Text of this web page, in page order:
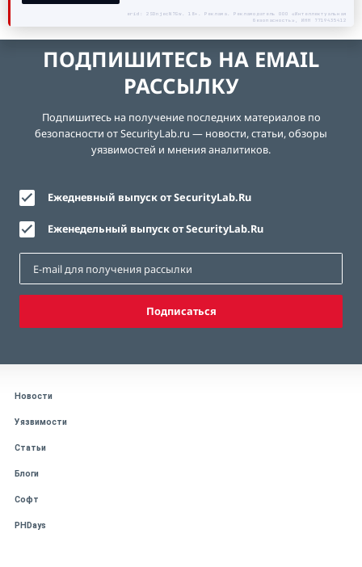
erid: 2SDnjecN7Gw. 18+. Реклама. Рекламодатель ООО «Интеллектуальная
безопасность», ИНН 7719435412
ПОДПИШИТЕСЬ НА EMAIL
РАССЫЛКУ
Подпишитесь на получение последних материалов по
безопасности от SecurityLab.ru — новости, статьи, обзоры
уязвимостей и мнения аналитиков.
Ежедневный выпуск от SecurityLab.Ru
Еженедельный выпуск от SecurityLab.Ru
Подписаться
Новости
Уязвимости
Статьи
Блоги
Софт
PHDays